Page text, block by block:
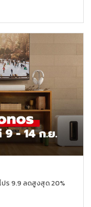
ปร 9.9 ลดสูงสุด 20%